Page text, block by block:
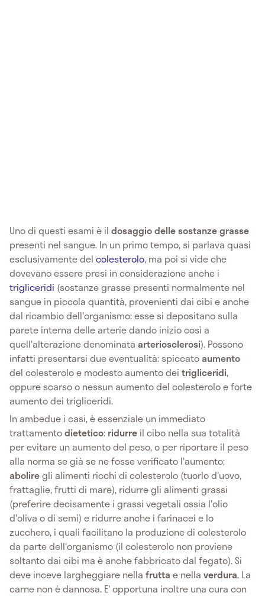
Uno di questi esami è il dosaggio delle sostanze grasse
presenti nel sangue. In un primo tempo, si parlava quasi
esclusivamente del colesterolo, ma poi si vide che
dovevano essere presi in considerazione anche i
trigliceridi (sostanze grasse presenti normalmente nel
sangue in piccola quantità, provenienti dai cibi e anche
dal ricambio dell'organismo: esse si depositano sulla
parete interna delle arterie dando inizio così a
quell'alterazione denominata arteriosclerosi). Possono
infatti presentarsi due eventualità: spiccatoaumento
del colesterolo e modesto aumento dei trigliceridi,
oppure scarso o nessun aumento del colesterolo e forte
aumento dei trigliceridi.
In ambedue i casi, è essenziale un immediato
trattamentodietetico: ridurre il cibo nella sua totalità
per evitare un aumento del peso, o per riportare il peso
alla norma se già se ne fosse verificato l'aumento;
aboliregli alimenti ricchi di colesterolo (tuorlo d'uovo,
frattaglie, frutti di mare), ridurre gli alimenti grassi
(preferire decisamente i grassi vegetali ossia l'olio
d'oliva o di semi) e ridurre anche i farinacei e lo
zucchero, i quali facilitano la produzione di colesterolo
da parte dell'organismo (il colesterolo non proviene
soltanto dai cibi ma è anche fabbricato dal fegato). Si
deve inceve largheggiare nella frutta e nella verdura. La
carne non è dannosa. E' opportuna inoltre una cura con